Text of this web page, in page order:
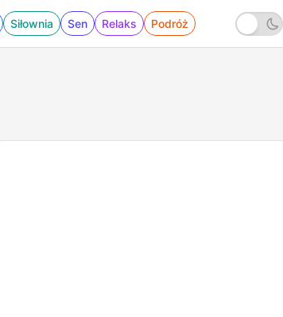
Siłownia Sen Relaks Podróż